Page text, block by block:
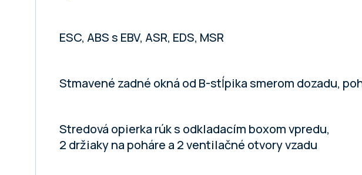
ESC, ABS s EBV, ASR, EDS, MSR
Stmavené zadné okná od B-stĺpika smerom dozadu,
Stredová opierka rúk s odkladacím boxom vpredu,
2 držiaky na poháre a 2 ventilačné otvory vzadu